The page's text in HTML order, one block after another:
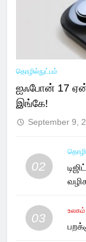
தொழில்நுட்பம்
ஐஃபோன் 17
இங்கே!
September 9,
02
03
உலகம்